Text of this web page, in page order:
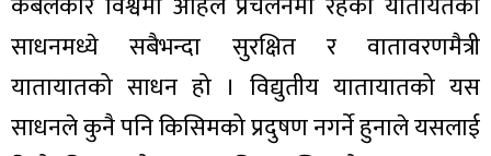
साधनमध्ये सबैभन्दा सुरक्षित र वातावरणमैत्री
यातायातको साधन हो । विद्युतीय यातायातको यस
साधनले कुनै पनि किसिमको प्रदुषण नगर्ने हुनाले यसलाई